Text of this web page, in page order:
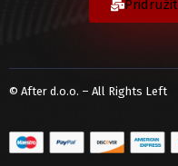
© After d.o.o. – All Rights Left